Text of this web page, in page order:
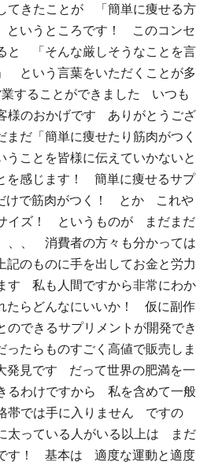
てきたことが 「簡単に痩せる方
いうところです！ このコンセ
と 「そんな厳しそうなことを言
という言葉をいただくことが多
することができました いつも
様のおかげです ありがとうござ
だ「簡単に痩せたり筋肉がつく
ことを皆様に伝えていかないと
を感じます！ 簡単に痩せるサプ
で筋肉がつく！ とか これや
イズ！ というものが まだまだ
、、 消費者の方々も分かっては
のものに手を出してお金と労力
す 私も人間ですから非常にわか
たらどんなにいいか！ 仮に副作
のできるサプリメントが開発でき
たらものすごく高値で販売しま
見です だって世界の肥満を一
るわけですから 私を含めて一般
帯では手に入りません ですの
太っている人がいる以上は まだ
す！ 基本は 適度な運動と適度